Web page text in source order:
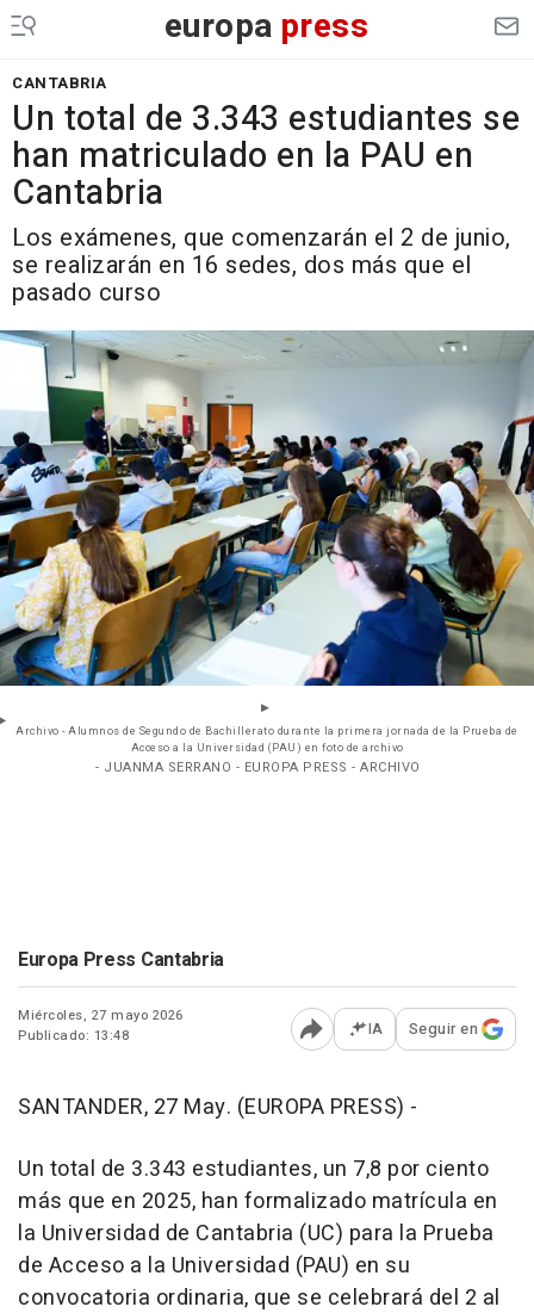
europa press
CANTABRIA
Un total de 3.343 estudiantes se
han matriculado en la PAU en
Cantabria
Los exámenes, que comenzarán el 2 de junio,
se realizarán en 16 sedes, dos más que el
pasado curso
Archivo - Alumnos de Segundo de Bachillerato durante la primera jornada de la Prueba de
Acceso a la Universidad (PAU) en foto de archivo
- JUANMA SERRANO - EUROPA PRESS - ARCHIVO
Europa Press Cantabria
Miércoles, 27 mayo 2026
Publicado: 13:48
Abrir opciones para
IA Seguir en
SANTANDER, 27 May. (EUROPA PRESS) -
Un total de 3.343 estudiantes, un 7,8 por ciento
más que en 2025, han formalizado matrícula en
la Universidad de Cantabria (UC) para la Prueba
de Acceso a la Universidad (PAU) en su
convocatoria ordinaria, que se celebrará del 2 al